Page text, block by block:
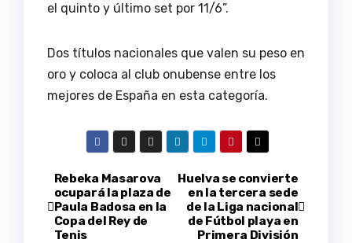
el quinto y último set por 11/6”.
Dos títulos nacionales que valen su peso en
oro y coloca al club onubense entre los
mejores de España en esta categoría.
Navegación
de
Huelva se convierte
en la tercera sede
de la Liga nacional
de Fútbol playa en
Primera División
Rebeka Masarova
ocupará la plaza de
Paula Badosa en la
Copa del Rey de
Tenis